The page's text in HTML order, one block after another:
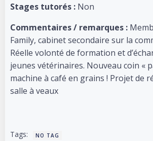
Stages tutorés : Non
Commentaires / remarques :
Family, cabinet secondaire sur la
Réelle volonté de formation et
jeunes vétérinaires. Nouveau coin «
machine à café en grains ! Projet de
salle à veaux
Tags: NO TAG